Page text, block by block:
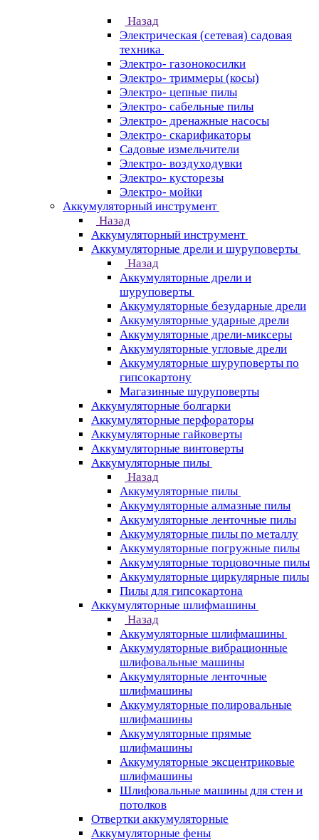
Назад
Электрическая (сетевая) садовая
техника
Электро- газонокосилки
Электро- триммеры (косы)
Электро- цепные пилы
Электро- сабельные пилы
Электро- дренажные насосы
Электро- скарификаторы
Садовые измельчители
Электро- воздуходувки
Электро- кусторезы
Электро- мойки
Аккумуляторный инструмент
Назад
Аккумуляторный инструмент
Аккумуляторные дрели и шуруповерты
Назад
Аккумуляторные дрели и
шуруповерты
Аккумуляторные безударные дрели
Аккумуляторные ударные дрели
Аккумуляторные дрели-миксеры
Аккумуляторные угловые дрели
Аккумуляторные шуруповерты по
гипсокартону
Магазинные шуруповерты
Аккумуляторные болгарки
Аккумуляторные перфораторы
Аккумуляторные гайковерты
Аккумуляторные винтоверты
Аккумуляторные пилы
Назад
Аккумуляторные пилы
Аккумуляторные алмазные пилы
Аккумуляторные ленточные пилы
Аккумуляторные пилы по металлу
Аккумуляторные погружные пилы
Аккумуляторные торцовочные пилы
Аккумуляторные циркулярные пилы
Пилы для гипсокартона
Аккумуляторные шлифмашины
Назад
Аккумуляторные шлифмашины
Аккумуляторные вибрационные
шлифовальные машины
Аккумуляторные ленточные
шлифмашины
Аккумуляторные полировальные
шлифмашины
Аккумуляторные прямые
шлифмашины
Аккумуляторные эксцентриковые
шлифмашины
Шлифовальные машины для стен и
потолков
Отвертки аккумуляторные
Аккумуляторные фены